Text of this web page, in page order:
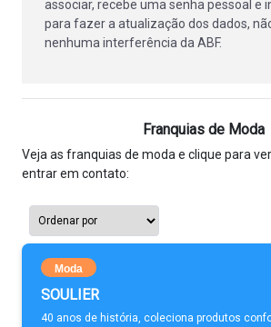
associar, recebe uma senha pessoal e
para fazer a atualização dos dados,
nenhuma interferência da ABF.
Franquias de Moda
Veja as franquias de moda e clique para
entrar em contato:
Moda
SOULIER
40 anos de história, coleciona produtos